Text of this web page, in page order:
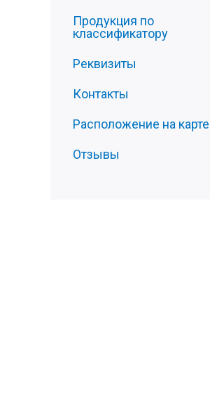
Продукция по
классификатору
Реквизиты
Контакты
Расположение на карте
Отзывы